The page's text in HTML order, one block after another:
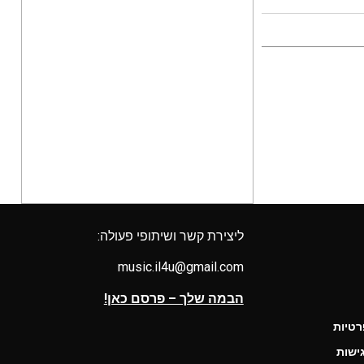
ליצירת קשר ושיתופי פעולה:
music.il4u@gmail.com
הבמה שלך – פרסם כאן!